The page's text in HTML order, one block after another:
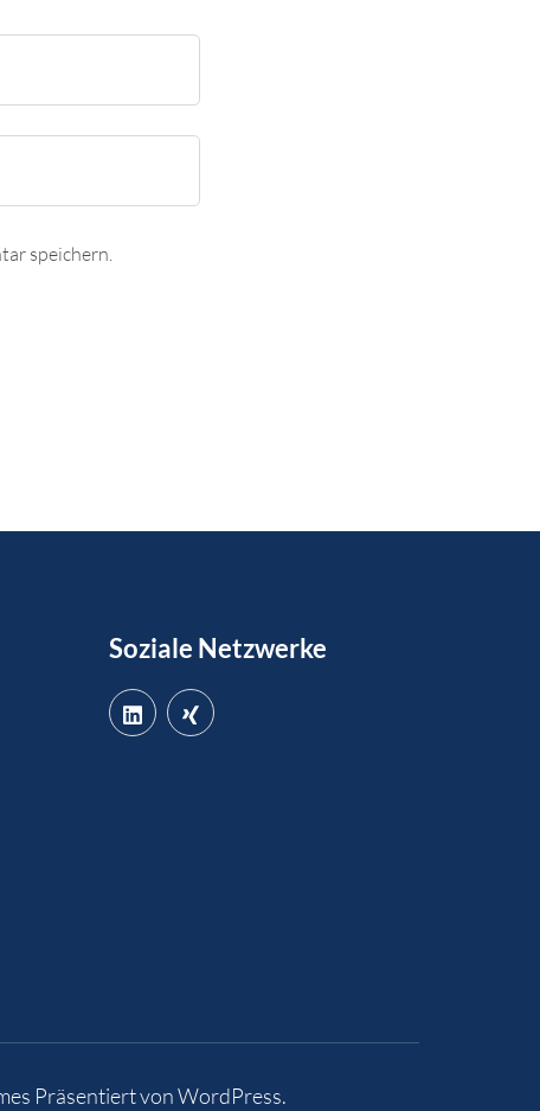
speichern.
Soziale Netzwerke
Präsentiert vonWordPress.